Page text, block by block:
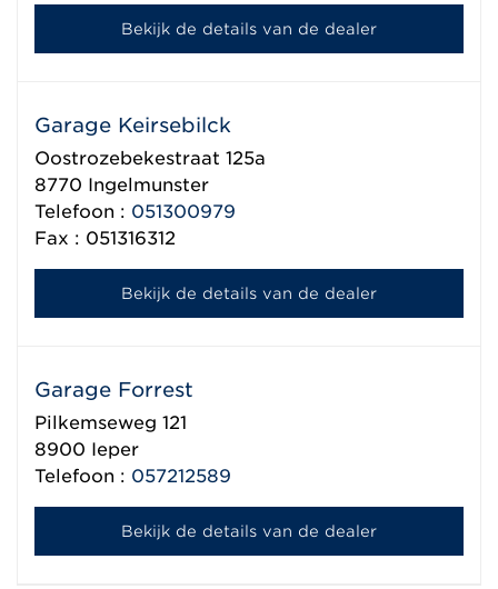
Bekijk de details van de dealer
Garage Keirsebilck
Oostrozebekestraat 125a
8770 Ingelmunster
Telefoon : 051300979
Fax : 051316312
Bekijk de details van de dealer
Garage Forrest
Pilkemseweg 121
8900 Ieper
Telefoon : 057212589
Bekijk de details van de dealer